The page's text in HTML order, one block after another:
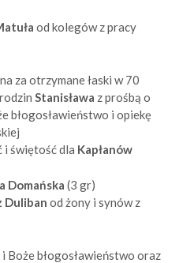
od kolegów z pracy
za otrzymane łaski w 70
Stanisława z prośbą o
błogosławieństwo i opiekę
i świętość dla Kapłanów
Domańska (3 gr)
Duliban od żony i synów z
Boże błogosławieństwo oraz